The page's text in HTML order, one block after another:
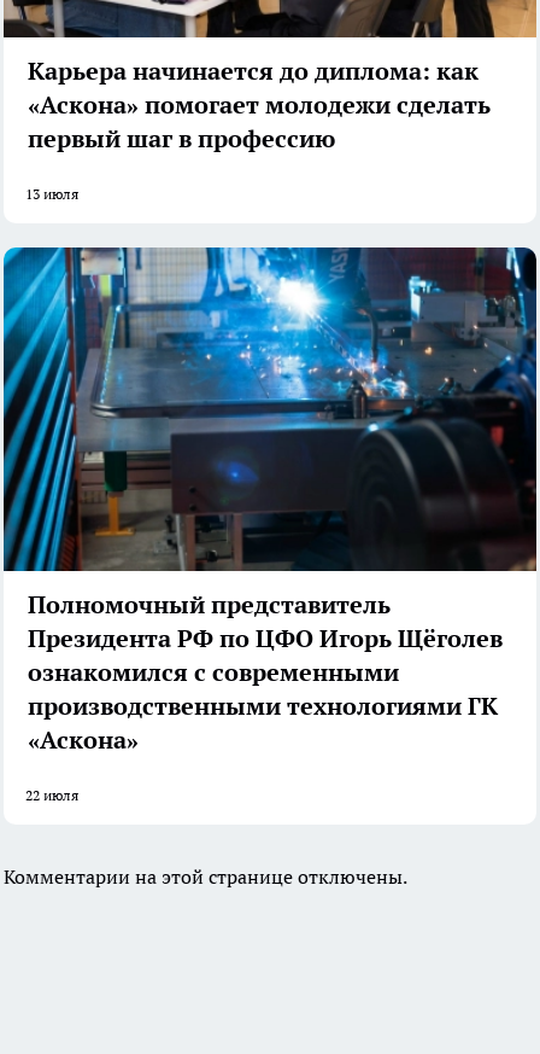
Карьера начинается до диплома: как
«Аскона» помогает молодежи сделать
первый шаг в профессию
13 июля
Полномочный представитель
Президента РФ по ЦФО Игорь Щёголев
ознакомился с современными
производственными технологиями ГК
«Аскона»
22 июля
Комментарии на этой странице отключены.